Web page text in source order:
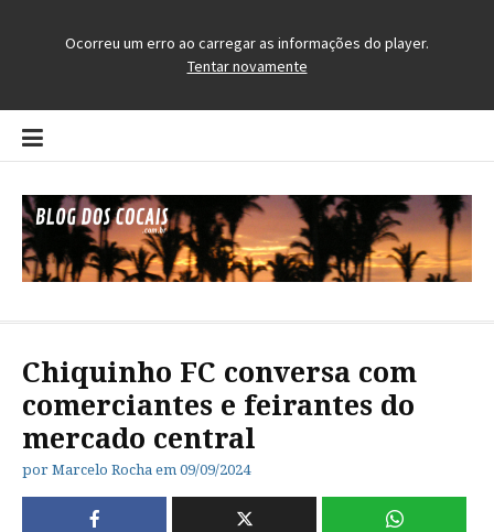
Pular
para
conteúdo
Chiquinho FC conversa com
comerciantes e feirantes do
mercado central
por Marcelo Rocha em 09/09/2024